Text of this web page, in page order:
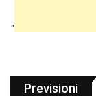
"
Previsioni